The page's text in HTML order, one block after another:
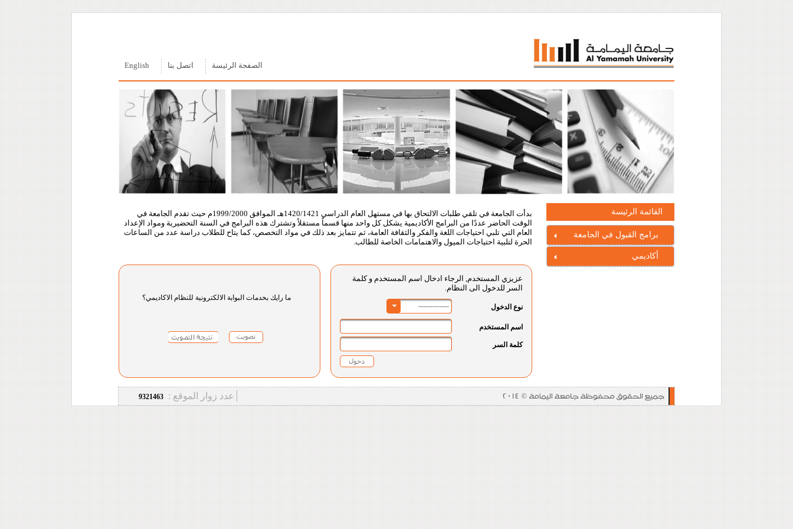
English اتصل بنا الصفحة الرئيسة
القائمة الرئيسة
برامج القبول في الجامعة
أكاديمي
بدأت الجامعة في تلقي طلبات الالتحاق بها في مستهل العام الدراسي 1420/1421هـ الموافق 1999/2000م حيث تقدم الجامعة في
الوقت الحاضر عددًا من البرامج الأكاديمية يشكل كل واحد منها قسماً مستقلاً وتشترك هذه البرامج في السنة التحضيرية ومواد الإعداد
العام التي تلبي احتياجات اللغة والفكر والثقافة العامة، ثم تتمايز بعد ذلك في مواد التخصص، كما يتاح للطلاب دراسة عدد من الساعات
الحرة لتلبية احتياجات الميول والاهتمامات الخاصة للطالب.
عزيزي المستخدم, الرجاء ادخال اسم المستخدم و كلمة
السر للدخول الى النظام.
نوع الدخول -------------
اسم المستخدم
كلمة السر
ما رايك بخدمات البوابة الالكترونية للنظام الاكاديمي؟
عدد زوار الموقع : 9321463